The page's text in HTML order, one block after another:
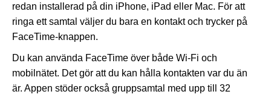
redan installerad på din iPhone, iPad eller Mac. För att
ringa ett samtal väljer du bara en kontakt och trycker på
FaceTime-knappen.
Du kan använda FaceTime över både Wi-Fi och
mobilnätet. Det gör att du kan hålla kontakten var du än
är. Appen stöder också gruppsamtal med upp till 32